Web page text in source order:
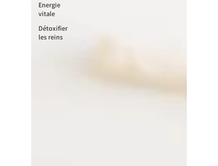
Energie
vitale
Détoxifier
les reins